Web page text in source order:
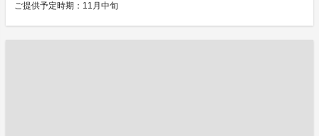
ご提供予定時期：11月中旬